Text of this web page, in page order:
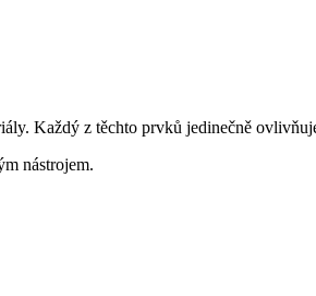
Každý z těchto prvků jedinečně
nástrojem.